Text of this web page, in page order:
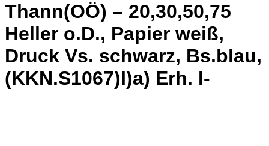
Thann(OÖ) – 20,30,50,75
Heller o.D., Papier weiß,
Druck Vs. schwarz, Bs.blau,
(KKN.S1067)I)a) Erh. I-